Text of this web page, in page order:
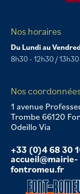
Nos horaires
Du Lundi au
8h30 - 12h30 /
Nos
1 avenue
Trombe 66120
Odeillo Via
+33 (0)4 68 30
accueil@mairie-
fontromeu.fr